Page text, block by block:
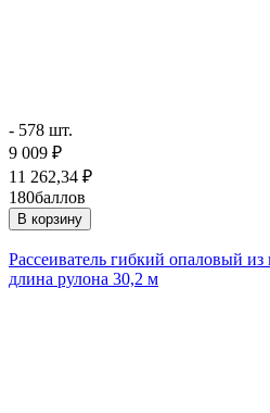
- 578 шт.
9 009 ₽
11 262,34 ₽
180баллов
В корзину
Рассеиватель гибкий опаловый
длина рулона 30,2 м